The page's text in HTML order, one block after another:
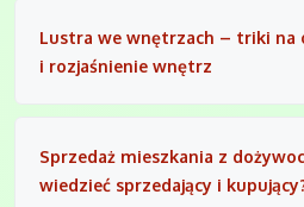
Lustra we wnętrzach – triki na
i rozjaśnienie wnętrz
Sprzedaż mieszkania z
wiedzieć sprzedający i